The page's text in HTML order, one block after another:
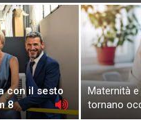
con il sesto
8
Maternità
tornano